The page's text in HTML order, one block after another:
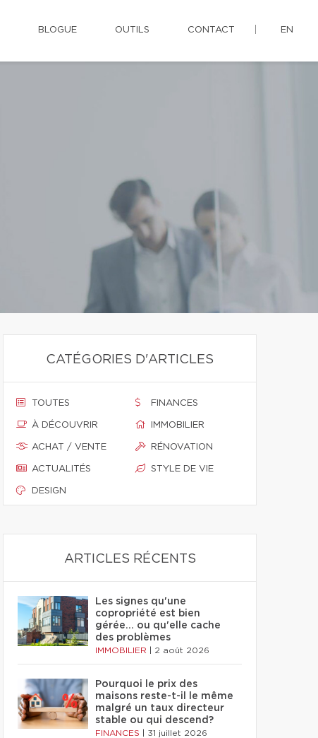
BLOGUE OUTILS CONTACT EN
CATÉGORIES D'ARTICLES
TOUTES
À DÉCOUVRIR
ACHAT / VENTE
ACTUALITÉS
DESIGN
FINANCES
IMMOBILIER
RÉNOVATION
STYLE DE VIE
ARTICLES RÉCENTS
Les signes qu'une
copropriété est bien
gérée… ou qu'elle cache
des problèmes
IMMOBILIER 2 août 2026
Pourquoi le prix des
maisons reste-t-il le même
malgré un taux directeur
stable ou qui descend?
FINANCES 31 juillet 2026